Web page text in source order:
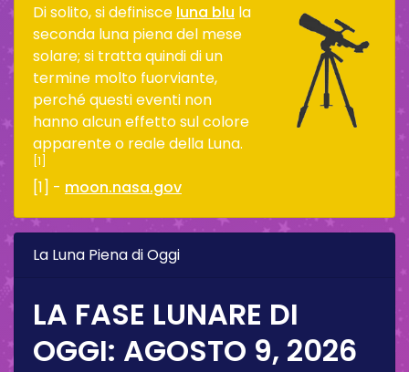
Di solito, si definisce luna blu la
seconda luna piena del mese
solare; si tratta quindi di un
termine molto fuorviante,
perché questi eventi non
hanno alcun effetto sul colore
apparente o reale della Luna.
[1]
[1] - moon.nasa.gov
La Luna Piena di Oggi
LA FASE LUNARE DI
OGGI: AGOSTO 9, 2026